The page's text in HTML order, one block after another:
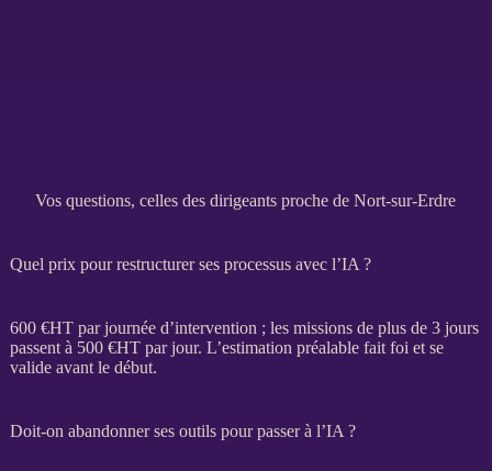
Vos questions, celles des dirigeants proche de Nort-sur-Erdre
Quel prix pour restructurer ses processus avec l’IA ?
600 €HTpar journée d’intervention ; les missionsde plus de 3 jours
passent à 500 €HTpar jour. L’estimation préalable fait foi et se
valide avant le début.
Doit-on abandonner ses outils pour passer à l’IA ?